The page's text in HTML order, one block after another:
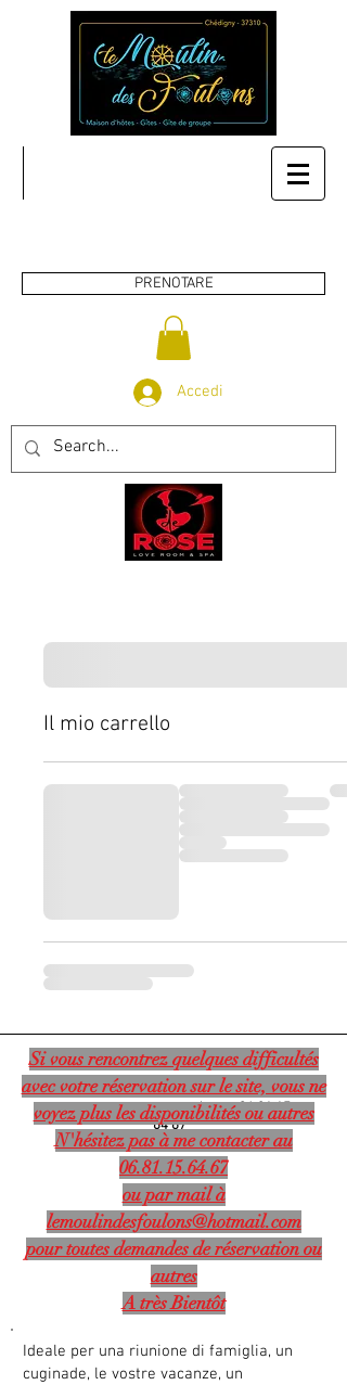
PRENOTARE
Accedi
Il mio carrello
Luogo chiamato Les Foulons
37310 Chedigny, Francia | +3306 81 15
64 67
Si vous rencontrez quelques difficultés
avec votre réservation sur le site, vous ne
voyez plus les disponibilités ou autres
N'hésitez pas à me contacter au
06.81.15.64.67
ou par mail à
lemoulindesfoulons@hotmail.com
pour toutes demandes de réservation ou
autres
A très Bientôt
Ideale per una riunione di famiglia, un
cuginade, le vostre vacanze, un